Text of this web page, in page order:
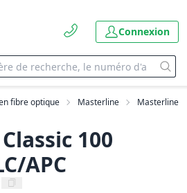
Connexion
fibre optique Masterline Masterline
100
APC